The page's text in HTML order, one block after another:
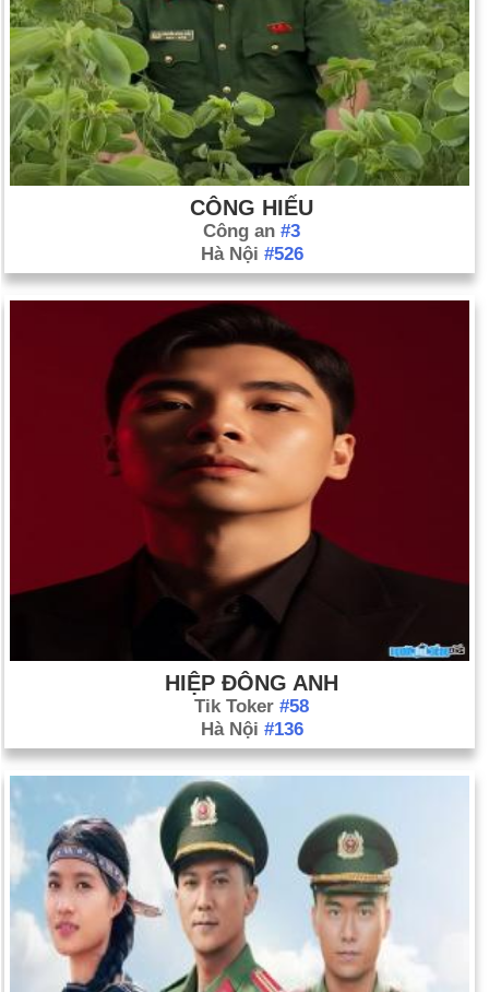
CÔNG HIẾU
Công an #3
Hà Nội #526
HIỆP ĐÔNG ANH
Tik Toker #58
Hà Nội #136